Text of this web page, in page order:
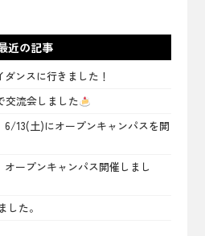
近の記事
ンスに行きました！
交流会しました
6/13(土)にオープンキャンパスを開
オープンキャンパス開催しまし
した。